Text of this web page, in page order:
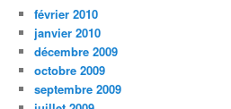
février 2010
janvier 2010
décembre 2009
octobre 2009
septembre 2009